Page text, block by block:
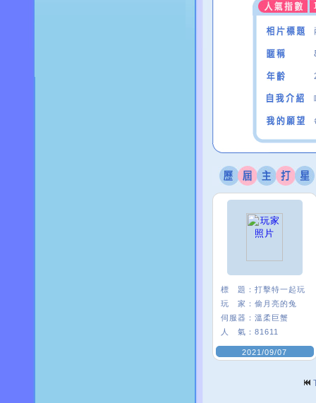
標 題： 打擊特一起玩
玩 家： 偷月亮的兔
伺服器： 溫柔巨蟹
人 氣： 81611
2021/09/07